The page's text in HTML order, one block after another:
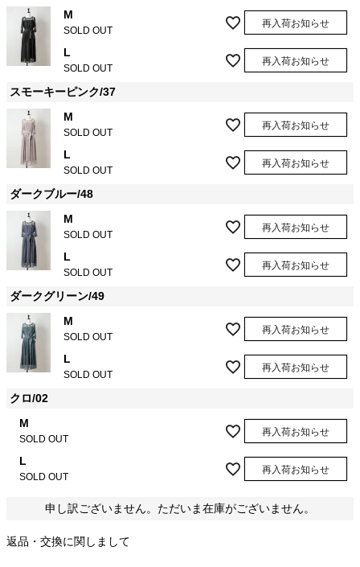
M
SOLD OUT
再入荷お知らせ
L
SOLD OUT
再入荷お知らせ
スモーキーピンク/37
M
SOLD OUT
再入荷お知らせ
L
SOLD OUT
再入荷お知らせ
ダークブルー/48
M
SOLD OUT
再入荷お知らせ
L
SOLD OUT
再入荷お知らせ
ダークグリーン/49
M
SOLD OUT
再入荷お知らせ
L
SOLD OUT
再入荷お知らせ
クロ/02
M
SOLD OUT
再入荷お知らせ
L
SOLD OUT
再入荷お知らせ
申し訳ございません。ただいま在庫がございません。
返品・交換に関しまして